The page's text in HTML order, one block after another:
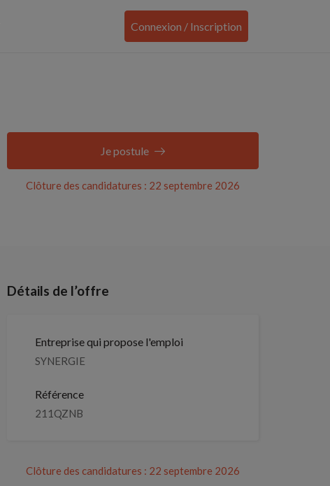
Connexion / Inscription
Clôture des candidatures : 22 septembre 2026
Je postule
Détails de l’offre
Entreprise qui propose l'emploi
SYNERGIE
Référence
211QZNB
Clôture des candidatures : 22 septembre 2026